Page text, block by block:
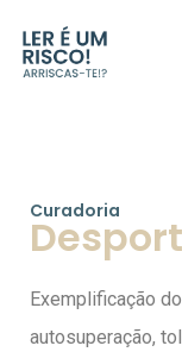
Curadoria
Exemplificação
autosuperação,